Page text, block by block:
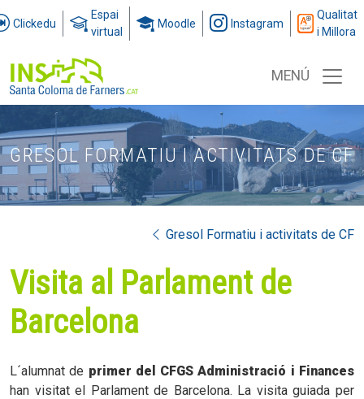
Clickedu
Espai
virtual
Moodle Instagram
Qualitat
i Millora
MENÚ
GRESOL FORMATIU I ACTIVITATS DE CF
Gresol Formatiu i activitats de CF
Visita al Parlament de
Barcelona
L´alumnat de primer del CFGS Administració i Finances
han visitat el Parlament de Barcelona. La visita guiada per